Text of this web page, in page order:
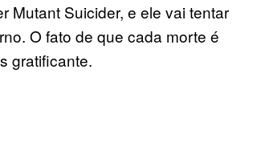
Mutant Suicider, e ele vai tentar
O fato de que cada morte é
gratificante.